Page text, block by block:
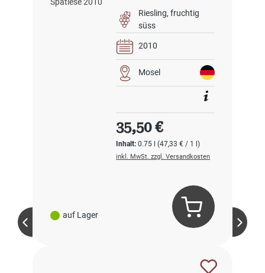
auf Lager
Riesling fruchtig
süss
2010
Mosel
Inhalt:0.75 l(47,33 € / 1 l)
Regulärer Preis:
35,50 €
inkl. MwSt. zzgl. Versandkosten